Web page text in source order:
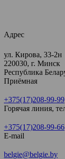
Адрес
ул. Кирова, 33-2н
220030, г. Минск
Республика
Приёмная
+375(17)208-99-99
Горячая линия,
+375(17)208-99-66
E-mail
belgie@belgie.by